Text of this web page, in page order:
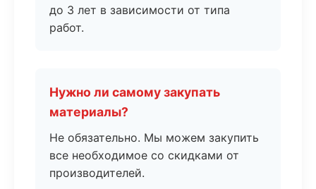
до 3 лет в зависимости от типа
работ.
Нужно ли самому закупать
материалы?
Не обязательно. Мы можем закупить
все необходимое со скидками от
производителей.